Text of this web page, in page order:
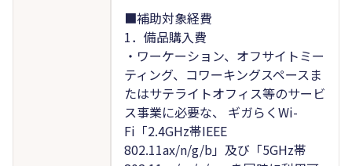
■補助対象経費
1．備品購入費
・ワーケーション、オフサイトミー
ティング、コワーキングスペースま
たはサテライトオフィス等のサービ
ス事業に必要な、 ギガらくWi-
Fi「2.4GHz帯IEEE
802.11ax/n/g/b」及び「5GHz帯